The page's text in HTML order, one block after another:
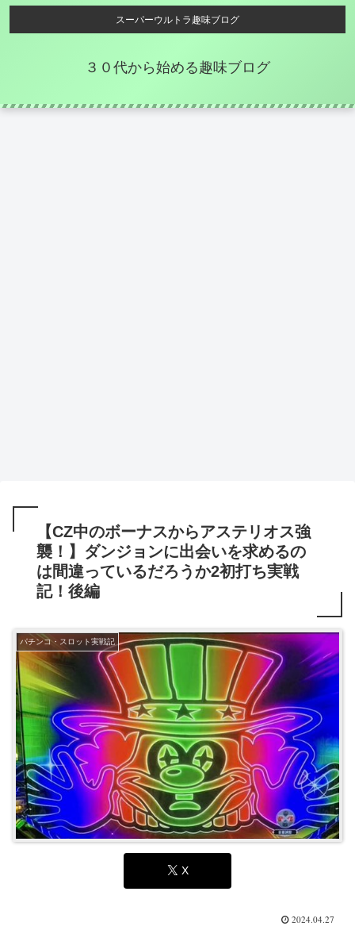
スーパーウルトラ趣味ブログ
３０代から始める趣味ブログ
【CZ中のボーナスからアステリオス強
襲！】ダンジョンに出会いを求めるの
は間違っているだろうか2初打ち実戦
記！後編
パチンコ・スロット実戦記
X
2024.04.27